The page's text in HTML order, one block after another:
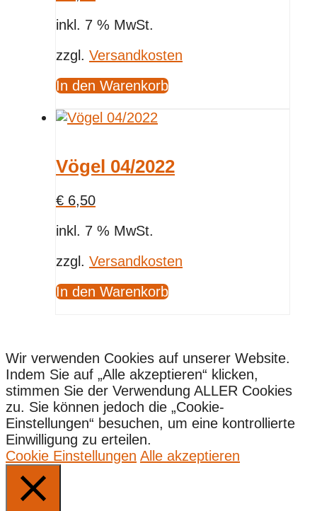
inkl. 7 % MwSt.
zzgl. Versandkosten
In den Warenkorb
Vögel 04/2022
€ 6,50
inkl. 7 % MwSt.
zzgl. Versandkosten
In den Warenkorb
Wir verwenden Cookies auf unserer Website.
Indem Sie auf „Alle akzeptieren“ klicken,
stimmen Sie der Verwendung ALLER Cookies
zu. Sie können jedoch die „Cookie-
Einstellungen“ besuchen, um eine kontrollierte
Einwilligung zu erteilen.
Cookie Einstellungen Alle akzeptieren